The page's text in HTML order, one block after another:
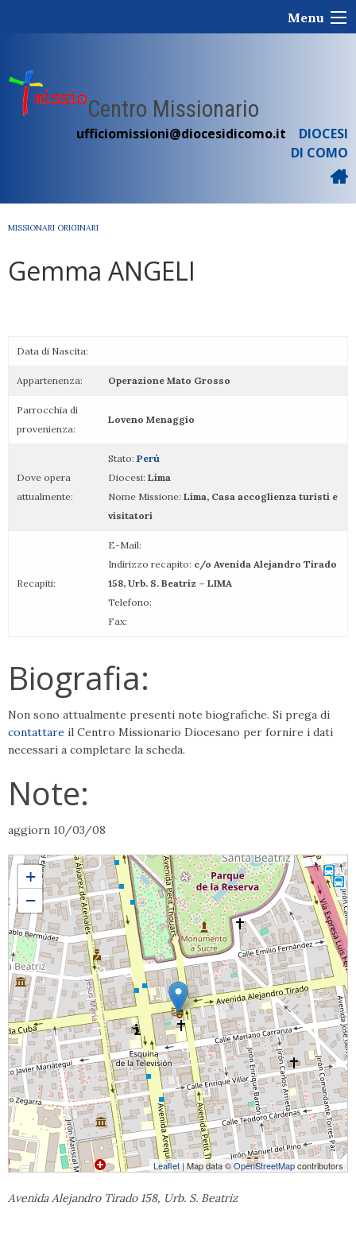
Menu
Centro Missionario
ufficiomissioni@diocesidicomo.it
DIOCESI
DI COMO
MISSIONARI ORIGINARI
Gemma ANGELI
Data di Nascita:
Appartenenza: Operazione Mato Grosso
Parrocchia di
provenienza:
Loveno Menaggio
Dove opera
attualmente:
Stato: Perù
Diocesi: Lima
Nome Missione: Lima, Casa accoglienza turisti e
visitatori
Recapiti:
E-Mail:
Indirizzo recapito: c/o Avenida Alejandro Tirado
158, Urb. S. Beatriz – LIMA
Telefono:
Fax:
Biografia:
Non sono attualmente presenti note biografiche. Si prega di
contattare il Centro Missionario Diocesano per fornire i dati
necessari a completare la scheda.
Note:
aggiorn 10/03/08
Gemma ANGELI
+
−
Leaflet| Map data ©OpenStreetMapcontributors
Avenida Alejandro Tirado 158, Urb. S. Beatriz